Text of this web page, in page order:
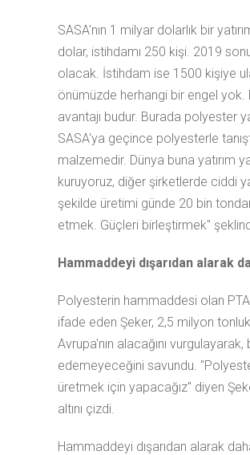
SASA'nın 1 milyar dolarlık bir
dolar, istihdamı 250 kişi. 2019
olacak. İstihdam ise 1500 kişiye
önümüzde herhangi bir engel yok.
avantajı budur. Burada polyester
SASA'ya geçince polyesterle
malzemedir. Dünya buna yatırım
kuruyoruz, diğer şirketlerde ciddi
şekilde üretimi günde 20 bin
etmek. Güçleri birleştirmek"
Hammaddeyi dışarıdan alarak
Polyesterin hammaddesi olan
ifade eden Şeker, 2,5 milyon
Avrupa'nın alacağını
edemeyeceğini savundu.
üretmek için yapacağız" diyen
altını çizdi.
Hammaddeyi dışarıdan alarak